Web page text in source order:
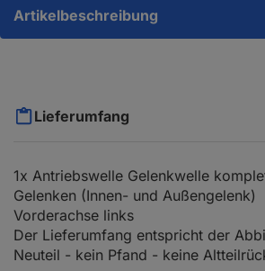
Artikelbeschreibung
Lieferumfang
1x Antriebswelle Gelenkwelle
Gelenken (Innen- und Außengelenk)
Vorderachse links
Der Lieferumfang entspricht der
Neuteil - kein Pfand - keine